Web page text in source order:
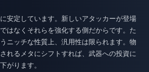
安定しています。新しいアタッカーが登場
はなくそれらを強化する側だからです。た
ニッチな性質上、汎用性は限られます。物
れるメタにシフトすれば、武器への投資に
がります。